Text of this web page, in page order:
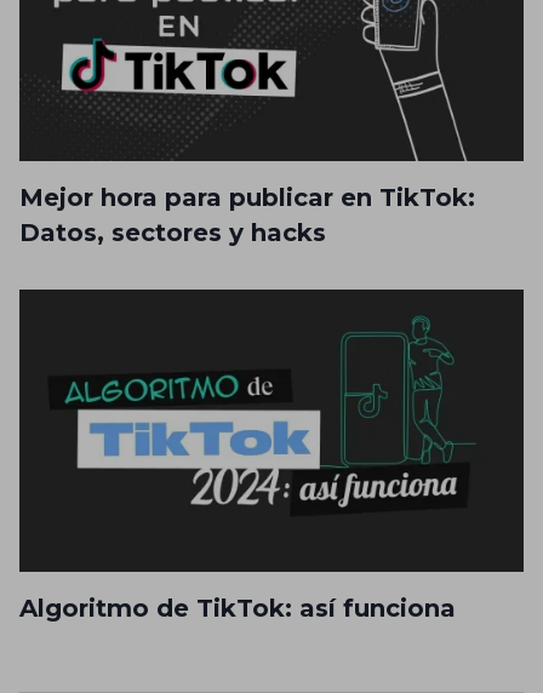
Mejor hora para publicar en TikTok:
Datos, sectores y hacks
Algoritmo de TikTok: así funciona